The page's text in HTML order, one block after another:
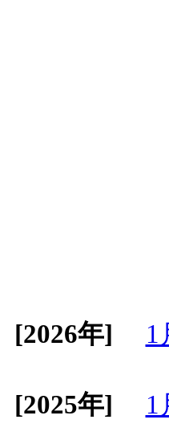
[2026年] 1
[2025年]
1